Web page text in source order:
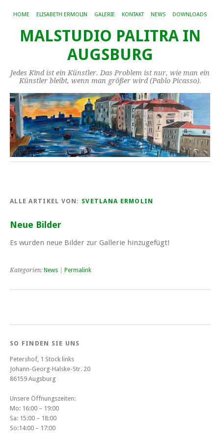
HOME ELISABETH ERMOLIN GALERIE KONTAKT NEWS DOWNLOADS
MALSTUDIO PALITRA IN
AUGSBURG
Jedes Kind ist ein Künstler. Das Problem ist nur, wie man ein
Künstler bleibt, wenn man größer wird (Pablo Picasso).
ALLE ARTIKEL VON: SVETLANA ERMOLIN
Neue Bilder
Es wurden neue Bilder zur Gallerie hinzugefügt!
Kategorien: News Permalink
SO FINDEN SIE UNS
Petershof, 1 Stock links
Johann-Georg-Halske-Str. 20
86159 Augsburg
Unsere Öffnungszeiten:
Mo: 16:00 – 19:00
Sa: 15:00 – 18:00
So:14:00 – 17:00